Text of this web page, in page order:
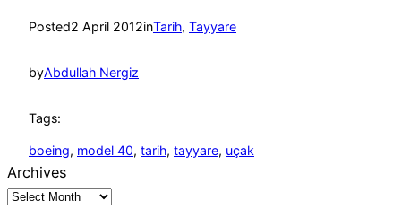
Posted2 April 2012inTarih, Tayyare
byAbdullah Nergiz
Tags:
boeing, model 40, tarih, tayyare, uçak
Archives